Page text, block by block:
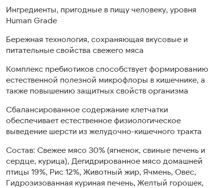
Ингредиенты, пригодные в пищу человеку, уровня
Human Grade
Бережная технология, сохраняющая вкусовые и
питательные свойства свежего мяса
Комплекс пребиотиков способствует формированию
естественной полезной микрофлоры в кишечнике, а
также повышению защитных свойств организма
Сбалансированное содержание клетчатки
обеспечивает естественное физиологическое
выведение шерсти из желудочно-кишечного тракта
Состав: Свежее мясо 30% (ягненок, свиные печень и
сердце, курица), Дегидрированное мясо домашней
птицы 19%, Рис 12%, Животный жир, Ячмень, Овес,
Гидрозизованная куриная печень, Желтый горошек,